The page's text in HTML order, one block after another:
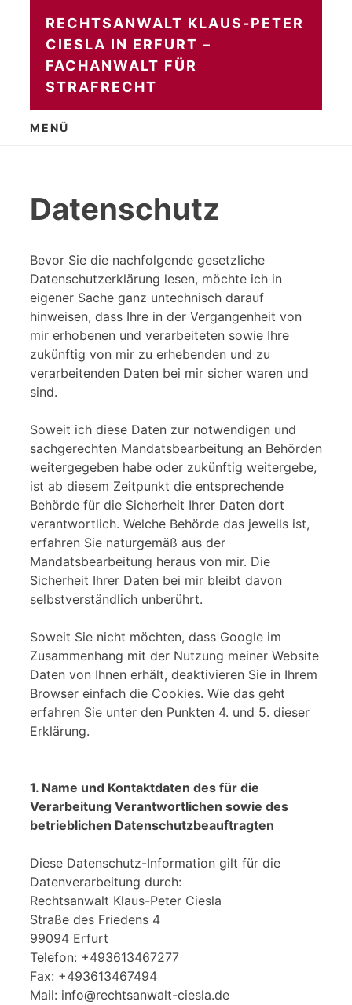
springen
RECHTSANWALT KLAUS-PETER
CIESLA IN ERFURT –
FACHANWALT FÜR
STRAFRECHT
MENÜ
Datenschutz
Bevor Sie die nachfolgende gesetzliche
Datenschutzerklärung lesen, möchte ich in
eigener Sache ganz untechnisch darauf
hinweisen, dass Ihre in der Vergangenheit von
mir erhobenen und verarbeiteten sowie Ihre
zukünftig von mir zu erhebenden und zu
verarbeitenden Daten bei mir sicher waren und
sind.
Soweit ich diese Daten zur notwendigen und
sachgerechten Mandatsbearbeitung an Behörden
weitergegeben habe oder zukünftig weitergebe,
ist ab diesem Zeitpunkt die entsprechende
Behörde für die Sicherheit Ihrer Daten dort
verantwortlich. Welche Behörde das jeweils ist,
erfahren Sie naturgemäß aus der
Mandatsbearbeitung heraus von mir. Die
Sicherheit Ihrer Daten bei mir bleibt davon
selbstverständlich unberührt.
Soweit Sie nicht möchten, dass Google im
Zusammenhang mit der Nutzung meiner Website
Daten von Ihnen erhält, deaktivieren Sie in Ihrem
Browser einfach die Cookies. Wie das geht
erfahren Sie unter den Punkten 4. und 5. dieser
Erklärung.
1. Name und Kontaktdaten des für die
Verarbeitung Verantwortlichen sowie des
betrieblichen Datenschutzbeauftragten
Diese Datenschutz-Information gilt für die
Datenverarbeitung durch:
Rechtsanwalt Klaus-Peter Ciesla
Straße des Friedens 4
99094 Erfurt
Telefon: +493613467277
Fax: +493613467494
Mail: info@rechtsanwalt-ciesla.de